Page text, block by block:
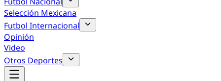
Selección Mexicana
Futbol Internacional
Opinión
Video
Otros Deportes